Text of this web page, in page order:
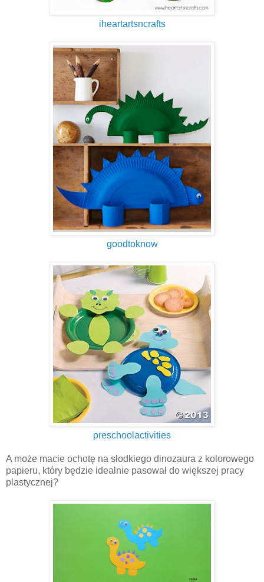
iheartartsncrafts
goodtoknow
preschoolactivities
A może macie ochotę na słodkiego dinozaura z kolorowego
papieru, który będzie idealnie pasował do większej pracy
plastycznej?